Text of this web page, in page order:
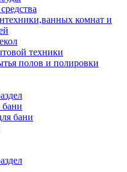
комнат и
техники
полов и полировки
бани
бани